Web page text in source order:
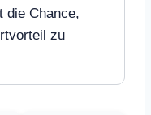
die Chance,
zu